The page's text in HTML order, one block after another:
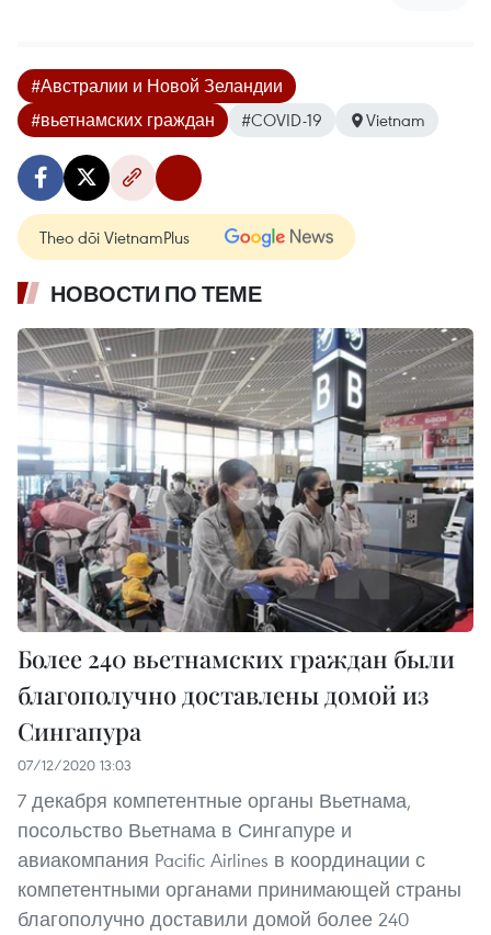
#Австралии и Новой Зеландии
#вьетнамских граждан
#COVID-19 Vietnam
Theo dõi VietnamPlus
НОВОСТИ ПО ТЕМЕ
Более 240 вьетнамских граждан были
благополучно доставлены домой из
Сингапура
07/12/2020 13:03
7 декабря компетентные органы Вьетнама,
посольство Вьетнама в Сингапуре и
авиакомпания Pacific Airlines в координации с
компетентными органами принимающей страны
благополучно доставили домой более 240